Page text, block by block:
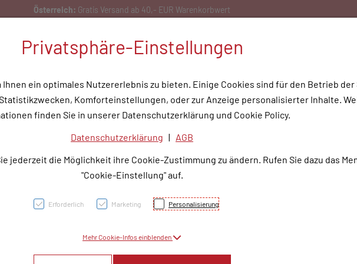
Medizinische Hilfsmittel Tipps & Wissen Service
Unsere Apotheke
DICLOFENAC
Privatsphäre-Einstellungen
ein optimales Nutzererlebnis zu bieten. Einige Cookies sind für den Betrieb der
Komforteinstellungen, oder zur Anzeige personalisierter Inhalte.
finden Sie in unserer Datenschutzerklärung und Cookie Policy.
Datenschutzerklärung | AGB
jederzeit die Möglichkeit ihre Cookie-Zustimmung zu ändern. Rufen Sie dazu das
"Cookie-Einstellung" auf.
Erforderlich Marketing Personalisierung
Mehr Cookie-Infos einblenden